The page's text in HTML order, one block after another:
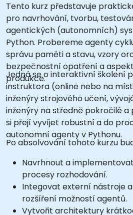
Tento kurz představuje
pro navrhování, tvorbu,
agentických (autonomních)
Python. Probereme agenty
správu paměti a stavu, vzory
bezpečnostní opatření a
produkce.
Jedná se o interaktivní školení
instruktora (online nebo na
inženýry strojového učení,
inženýry na středně pokročilé
si přejí vyvíjet robustní a do
autonomní agenty v Pythonu.
Po absolvování tohoto kurzu
Navrhnout a
procesy rozhodování.
Integovat externí nástroje
rozšíření možností agentů.
Vytvořit architektury